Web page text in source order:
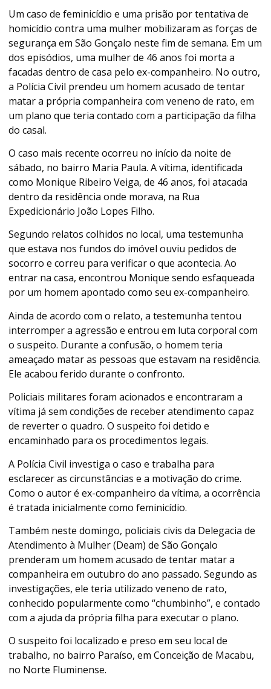
Um caso de feminicídio e uma prisão por tentativa de
homicídio contra uma mulher mobilizaram as forças de
segurança em São Gonçalo neste fim de semana. Em um
dos episódios, uma mulher de 46 anos foi morta a
facadas dentro de casa pelo ex-companheiro. No outro,
a Polícia Civil prendeu um homem acusado de tentar
matar a própria companheira com veneno de rato, em
um plano que teria contado com a participação da filha
do casal.
O caso mais recente ocorreu no início da noite de
sábado, no bairro Maria Paula. A vítima, identificada
como Monique Ribeiro Veiga, de 46 anos, foi atacada
dentro da residência onde morava, na Rua
Expedicionário João Lopes Filho.
Segundo relatos colhidos no local, uma testemunha
que estava nos fundos do imóvel ouviu pedidos de
socorro e correu para verificar o que acontecia. Ao
entrar na casa, encontrou Monique sendo esfaqueada
por um homem apontado como seu ex-companheiro.
Ainda de acordo com o relato, a testemunha tentou
interromper a agressão e entrou em luta corporal com
o suspeito. Durante a confusão, o homem teria
ameaçado matar as pessoas que estavam na residência.
Ele acabou ferido durante o confronto.
Policiais militares foram acionados e encontraram a
vítima já sem condições de receber atendimento capaz
de reverter o quadro. O suspeito foi detido e
encaminhado para os procedimentos legais.
A Polícia Civil investiga o caso e trabalha para
esclarecer as circunstâncias e a motivação do crime.
Como o autor é ex-companheiro da vítima, a ocorrência
é tratada inicialmente como feminicídio.
Também neste domingo, policiais civis da Delegacia de
Atendimento à Mulher (Deam) de São Gonçalo
prenderam um homem acusado de tentar matar a
companheira em outubro do ano passado. Segundo as
investigações, ele teria utilizado veneno de rato,
conhecido popularmente como “chumbinho”, e contado
com a ajuda da própria filha para executar o plano.
O suspeito foi localizado e preso em seu local de
trabalho, no bairro Paraíso, em Conceição de Macabu,
no Norte Fluminense.